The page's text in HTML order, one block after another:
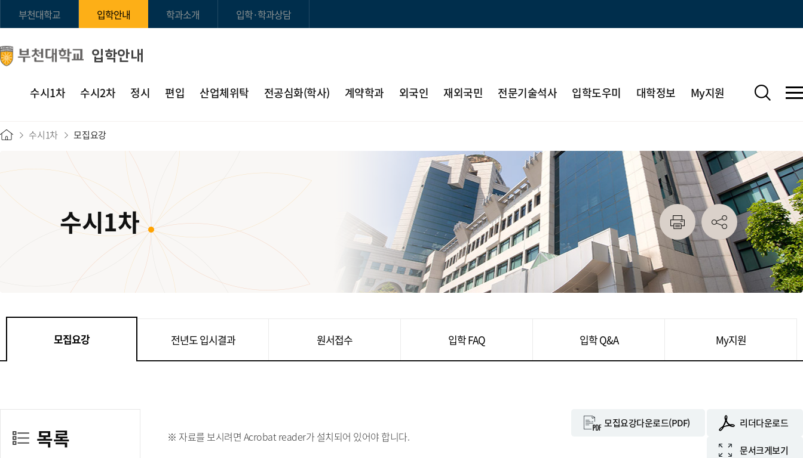
부천대학교 입학안내 학과소개 입학·학과상담
입학안내
수시1차 수시2차 정시 편입 산업체위탁 전공심화(학사) 계약학과 외국인 재외국민 전문기술석사 입학도우미 대학정보 My지원
수시1차 모집요강
수시1차
모집요강 전년도 입시결과 원서접수 입학 FAQ 입학 Q&A My지원
목록 ※ 자료를 보시려면 Acrobat reader가 설치되어 있어야 합니다.
모집요강다운로드(PDF) 리더다운로드
문서크게보기